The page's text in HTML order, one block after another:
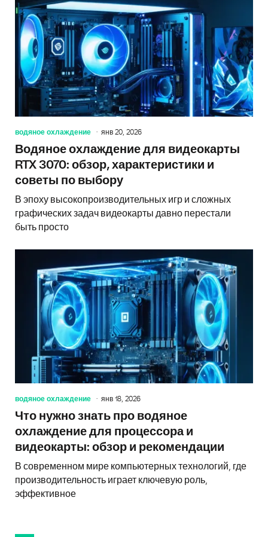
водяное охлаждение янв 20, 2026
Водяное охлаждение для видеокарты
RTX 3070: обзор, характеристики и
советы по выбору
В эпоху высокопроизводительных игр и сложных
графических задач видеокарты давно перестали
быть просто
водяное охлаждение янв 18, 2026
Что нужно знать про водяное
охлаждение для процессора и
видеокарты: обзор и рекомендации
В современном мире компьютерных технологий, где
производительность играет ключевую роль,
эффективное